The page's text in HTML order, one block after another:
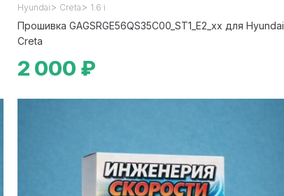
Hyundai > Creta > 1.6 i
Прошивка GAGSRGE56QS35C00_ST1_E2_xx для Hyundai
Creta
2 000 ₽